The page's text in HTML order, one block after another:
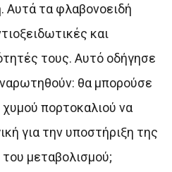
Αυτά τα φλαβονοειδή
και
τους. Αυτό οδήγησε
θα μπορούσε
πορτοκαλιού να
για την υποστήριξη της
του μεταβολισμού;